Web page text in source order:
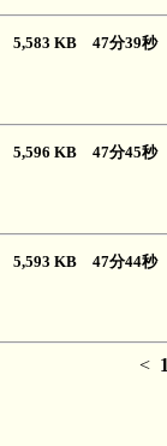
5,583 KB 47分39
5,596 KB 47分45
5,593 KB 47分44
<